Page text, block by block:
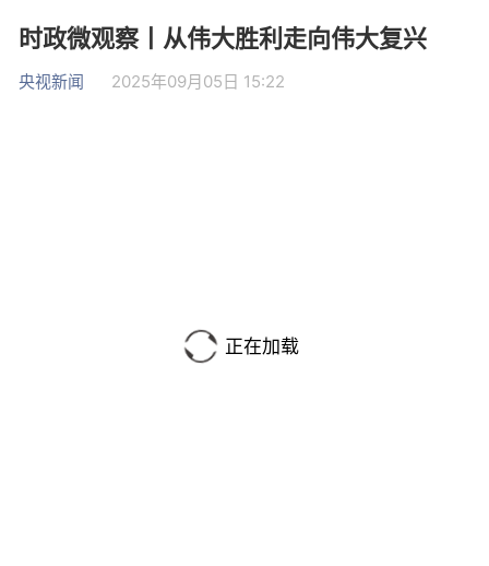
时政微观察丨从伟大胜利走向伟大复兴
央视新闻 2025年09月05日 15:22
正在加载